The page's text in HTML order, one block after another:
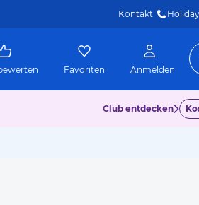
Kontakt
Favoriten Anmelden
Club entdecken